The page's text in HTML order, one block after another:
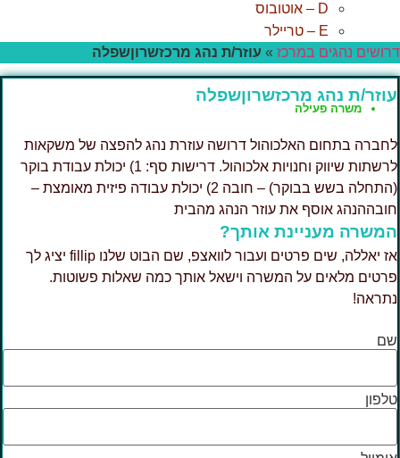
D – אוטובוס
E – טריילר
נהגים במרכז»עוזר/ת נהג מרכזשרוןשפלה
ת נהג מרכזשרוןשפלה
משרה פעילה
בתחום האלכוהול דרושה עוזרת נהג להפצה של משקאות
לרשתות שיווק וחנויות אלכוהול. דרישות סף: 1) יכולת עבודת בוקר
(התחלה בשש בבוקר) – חובה 2) יכולת עבודה פיזית מאומצת –
אוסף את עוזר הנהג מהבית
מעניינת אותך?
אז יאללה, שים פרטים ועבור לוואצפ, שם הבוט שלנו fillip יציג לך
מלאים על המשרה וישאל אותך כמה שאלות פשוטות.